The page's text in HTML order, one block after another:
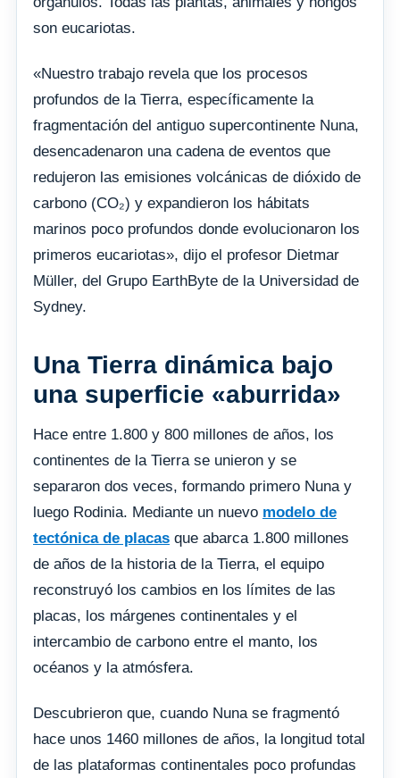
son eucariotas.
«Nuestro trabajo revela que los procesos
profundos de la Tierra, específicamente la
fragmentación del antiguo supercontinente Nuna,
desencadenaron una cadena de eventos que
redujeron las emisiones volcánicas de dióxido de
carbono (CO₂) y expandieron los hábitats
marinos poco profundos donde evolucionaron los
primeros eucariotas», dijo el profesor Dietmar
Müller, del Grupo EarthByte de la Universidad de
Sydney.
Una Tierra dinámica bajo
una superficie «aburrida»
Hace entre 1.800 y 800 millones de años, los
continentes de la Tierra se unieron y se
separaron dos veces, formando primero Nuna y
luego Rodinia. Mediante un nuevo modelo de
tectónica de placas que abarca 1.800 millones
de años de la historia de la Tierra, el equipo
reconstruyó los cambios en los límites de las
placas, los márgenes continentales y el
intercambio de carbono entre el manto, los
océanos y la atmósfera.
Descubrieron que, cuando Nuna se fragmentó
hace unos 1460 millones de años, la longitud total
de las plataformas continentales poco profundas